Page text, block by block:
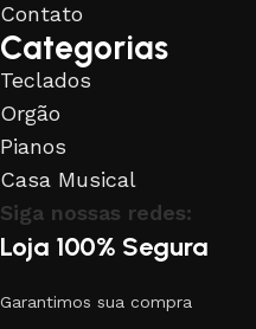
Contato
Categorias
Teclados
Orgão
Pianos
Casa Musical
Siga nossas redes:
Loja 100% Segura
Garantimos sua compra